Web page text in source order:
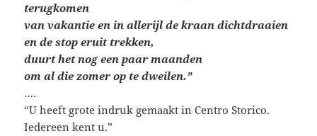
terugkomen
van vakantie en in allerijl de kraan dichtdraaien
en de stop eruit trekken,
duurt het nog een paar maanden
om al die zomer op te dweilen.”
….
“U heeft grote indruk gemaakt in Centro Storico.
Iedereen kent u.”